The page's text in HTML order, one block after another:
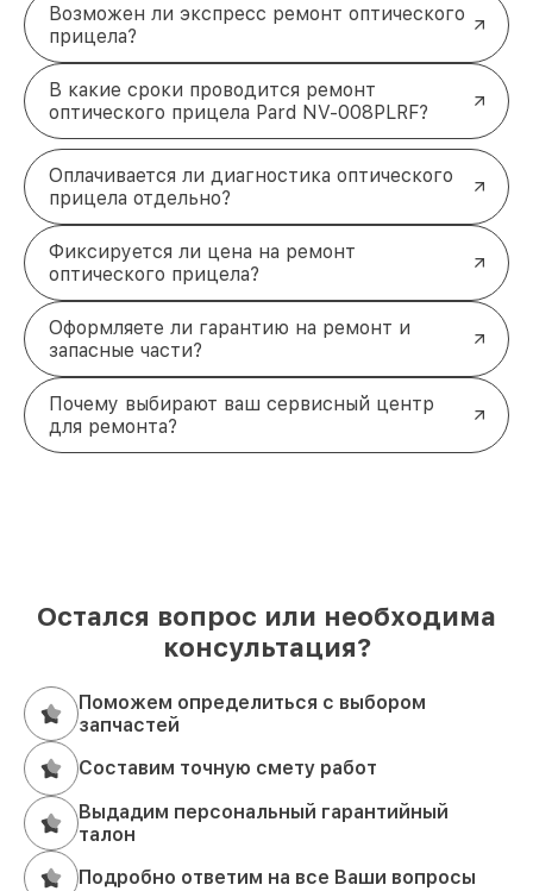
Возможен ли экспресс ремонт оптического
прицела?
В какие сроки проводится ремонт
оптического прицела Pard NV-008PLRF?
Оплачивается ли диагностика оптического
прицела отдельно?
Фиксируется ли цена на ремонт
оптического прицела?
Оформляете ли гарантию на ремонт и
запасные части?
Почему выбирают ваш сервисный центр
для ремонта?
Остался вопрос или необходима
консультация?
Поможем определиться с выбором
запчастей
Составим точную смету работ
Выдадим персональный гарантийный
талон
Подробно ответим на все Ваши вопросы